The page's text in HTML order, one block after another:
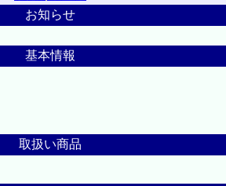
お知らせ
基本情報
取扱い商品